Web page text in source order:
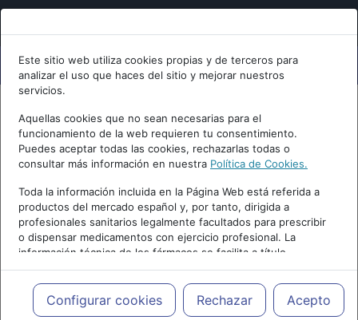
Este sitio web utiliza cookies propias y de terceros para
analizar el uso que haces del sitio y mejorar nuestros
servicios.
Aquellas cookies que no sean necesarias para el
funcionamiento de la web requieren tu consentimiento.
Puedes aceptar todas las cookies, rechazarlas todas o
consultar más información en nuestra Política de Cookies.
Toda la información incluida en la Página Web está referida a
productos del mercado español y, por tanto, dirigida a
profesionales sanitarios legalmente facultados para prescribir
o dispensar medicamentos con ejercicio profesional. La
información técnica de los fármacos se facilita a título
meramente informativo, siendo responsabilidad de los
profesionales facultados prescribir medicamentos y decidir, en
cada caso concreto, el tratamiento más adecuado a las
necesidades del paciente.
Configurar cookies Rechazar Acepto